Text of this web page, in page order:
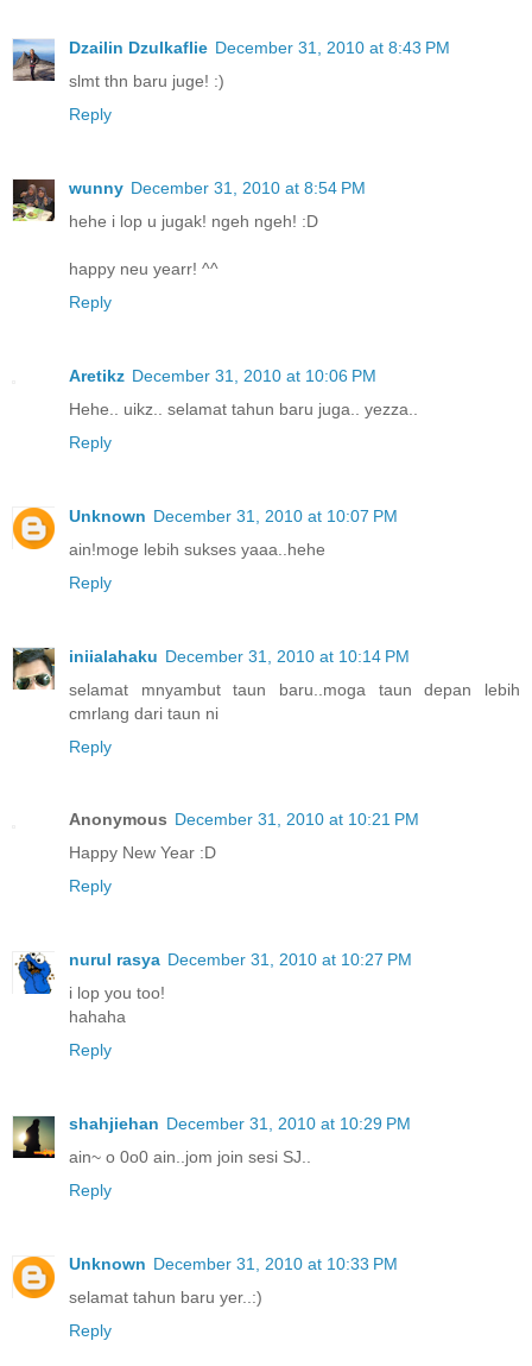
Dzailin Dzulkaflie December 31, 2010 at 8:43 PM
slmt thn baru juge! :)
Reply
wunny December 31, 2010 at 8:54 PM
hehe i lop u jugak! ngeh ngeh! :D
happy neu yearr! ^^
Reply
Aretikz December 31, 2010 at 10:06 PM
Hehe.. uikz.. selamat tahun baru juga.. yezza..
Reply
Unknown December 31, 2010 at 10:07 PM
ain!moge lebih sukses yaaa..hehe
Reply
iniialahaku December 31, 2010 at 10:14 PM
selamat mnyambut taun baru..moga taun depan lebih
cmrlang dari taun ni
Reply
Anonymous December 31, 2010 at 10:21 PM
Happy New Year :D
Reply
nurul rasya December 31, 2010 at 10:27 PM
i lop you too!
hahaha
Reply
shahjiehan December 31, 2010 at 10:29 PM
ain~ o 0o0 ain..jom join sesi SJ..
Reply
Unknown December 31, 2010 at 10:33 PM
selamat tahun baru yer..:)
Reply